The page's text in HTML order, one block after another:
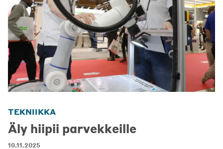
TEKNIIKKA
Äly hiipii parvekkeille
10.11.2025